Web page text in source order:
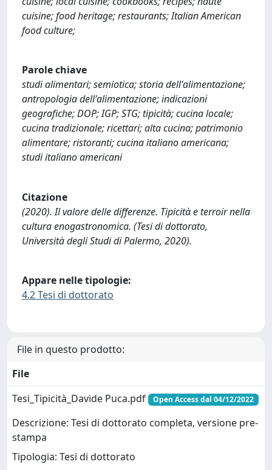
cuisine; food heritage; restaurants; Italian American
food culture;
Parole chiave
studi alimentari; semiotica; storia dell'alimentazione;
antropologia dell'alimentazione; indicazioni
geografiche; DOP; IGP; STG; tipicità; cucina locale;
cucina tradizionale; ricettari; alta cucina; patrimonio
alimentare; ristoranti; cucina italiano americana;
studi italiano americani
Citazione
(2020). Il valore delle differenze. Tipicità e terroir nella
cultura enogastronomica. (Tesi di dottorato,
Università degli Studi di Palermo, 2020).
Appare nelle tipologie:
4.2 Tesi di dottorato
File in questo prodotto:
File
Tesi_Tipicità_Davide Puca.pdf
Open Access dal 04/12/2022
Descrizione: Tesi di dottorato completa, versione pre-
stampa
Tipologia: Tesi di dottorato